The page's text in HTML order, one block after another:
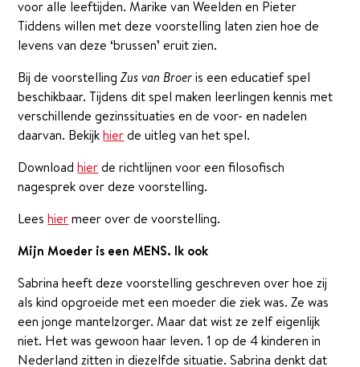
voor alle leeftijden. Marike van Weelden en Pieter
Tiddens willen met deze voorstelling laten zien hoe de
levens van deze ‘brussen’ eruit zien.
Bij de voorstellingZus van Broeris een educatief spel
beschikbaar. Tijdens dit spel maken leerlingen kennis met
verschillende gezinssituaties en de voor- en nadelen
daarvan. Bekijkhierde uitleg van het spel.
Downloadhierde richtlijnen voor een filosofisch
nagesprek over deze voorstelling.
Leeshiermeer over de voorstelling.
Mijn Moeder is een MENS. Ik ook
Sabrina heeft deze voorstelling geschreven over hoe zij
als kind opgroeide met een moeder die ziek was. Ze was
een jonge mantelzorger. Maar dat wist ze zelf eigenlijk
niet. Het was gewoon haar leven. 1 op de 4 kinderen in
Nederland zitten in diezelfde situatie. Sabrina denkt dat